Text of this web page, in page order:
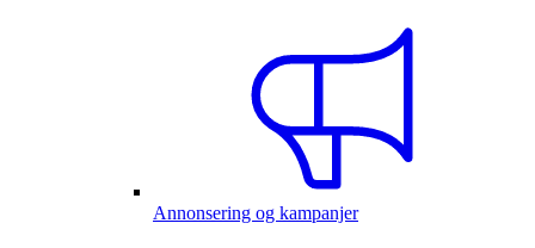
Annonsering og kampanjer